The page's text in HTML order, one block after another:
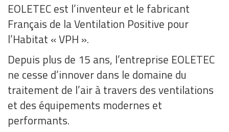
EOLETEC est l’inventeur et le fabricant
Français de la Ventilation Positive pour
l’Habitat « VPH ».
Depuis plus de 15 ans, l’entreprise EOLETEC
ne cesse d’innover dans le domaine du
traitement de l’air à travers des ventilations
et des équipements modernes et
performants.